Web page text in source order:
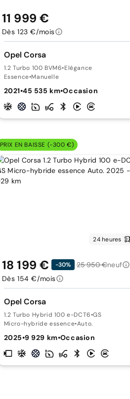
Opel Corsa
1.2 Turbo 100 BVM6•Elégance
Essence•Manuelle
2021•45 535 km•Occasion
11 999 €
Dès 123 €/mois
PRIX EN BAISSE (-300 €)
24 heures
Opel Corsa
1.2 Turbo Hybrid 100 e-DCT6•GS
Micro-hybride essence•Auto.
2025•9 929 km•Occasion
18 199 € -30% 25 950 €neuf
Dès 154 €/mois